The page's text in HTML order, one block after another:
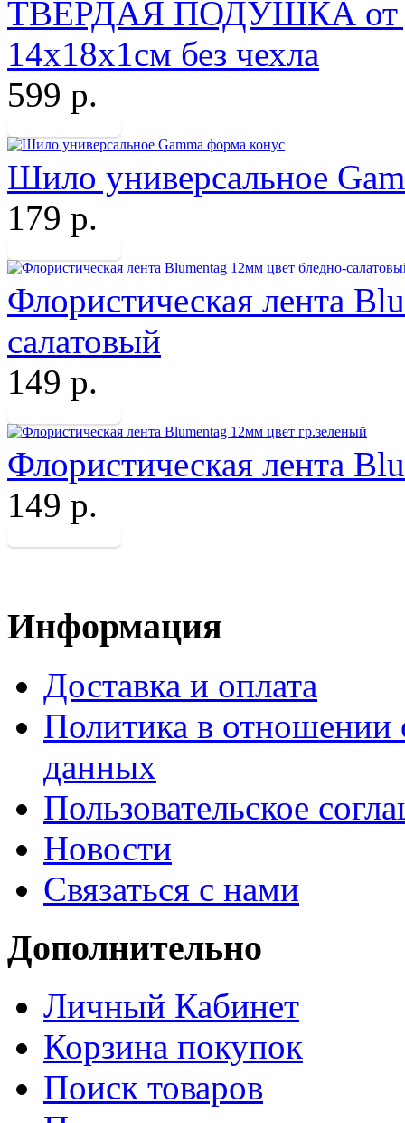
ТВЕРДАЯ ПОДУШКА от
14х18х1см без чехла
599 р.
Шило универсальное
179 р.
Флористическая лента
салатовый
149 р.
Флористическая лента
149 р.
Информация
Доставка и оплата
Политика в отношении
данных
Пользовательское
Новости
Связаться с нами
Дополнительно
Личный Кабинет
Корзина покупок
Поиск товаров